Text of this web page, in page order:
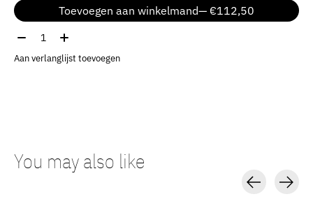
Toevoegen aan winkelmand
— €112,50
Aantal:
Aan verlanglijst toevoegen
You may also like